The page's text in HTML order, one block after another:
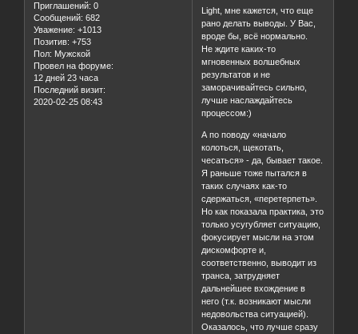
Приглашений: 0
Сообщений: 682
Уважение: +1013
Позитив: +753
Пол: Мужской
Провел на форуме:
12 дней 23 часа
Последний визит:
2020-02-25 08:43
Light, мне кажется, что еще
рано делать выводы. У Вас,
вроде бы, всё нормально.
Не ждите каких-то
мгновенных волшебных
результатов и не
заморачивайтесь сильно,
лучше наслаждайтесь
процессом:)
А по поводу «начало
колоться, щекотать,
чесаться» - да, бывает такое.
Я раньше тоже пытался в
таких случаях как-то
сдержаться, «перетерпеть».
Но как показала практика, это
только усугубляет ситуацию,
фокусирует мысли на этом
дискомфорте и,
соответственно, выводит из
транса, затрудняет
дальнейшее вхождение в
него (т.к. возникают мысли
недовольства ситуацией).
Оказалось, что лучше сразу